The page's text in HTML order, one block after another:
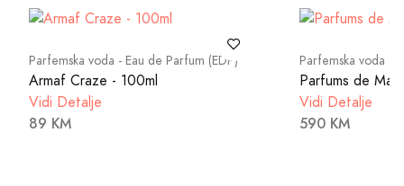
Parfemska voda - Eau de Parfum (EDP)
Armaf Craze - 100ml
Vidi Detalje
89 KM
Parfemska voda -
Parfums de
Vidi Detalje
590 KM